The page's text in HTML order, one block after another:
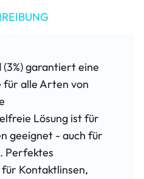
garantiert eine
alle Arten von
Lösung ist für
geeignet - auch für
Perfektes
Kontaktlinsen,